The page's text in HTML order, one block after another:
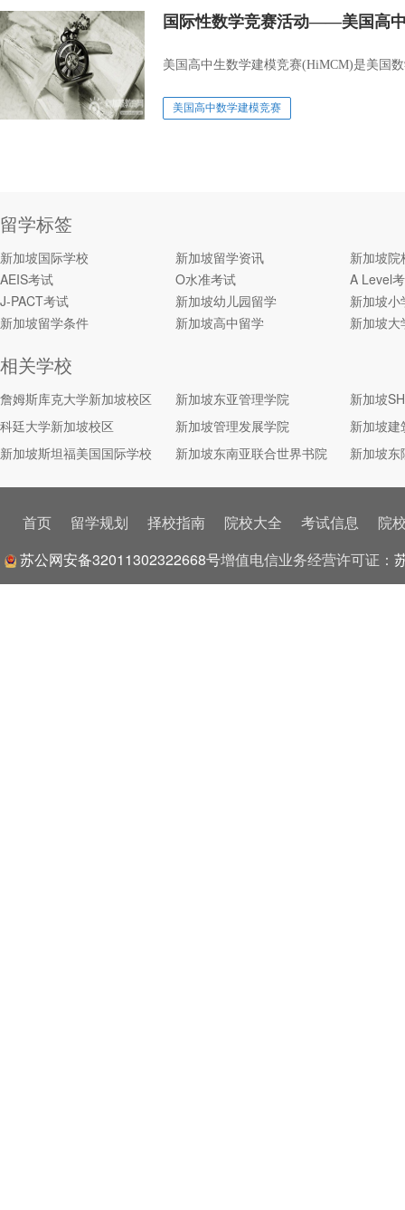
国际性数学竞赛活动——美国高
美国高中生数学建模竞赛(HiMCM)是美国
美国高中数学建模竞赛
留学标签
新加坡国际学校 新加坡留学资讯
新加坡院
AEIS考试
O水准考试
A Level
J-PACT考试
新加坡幼儿园留学
新加坡小
新加坡留学条件
新加坡高中留学 新加坡大
相关学校
詹姆斯库克大学新加坡校区 新加坡东亚管理学院
新加坡
科廷大学新加坡校区
新加坡管理发展学院
新加坡建
新加坡斯坦福美国国际学校
新加坡东南亚联合世界书院 新加坡东
首页 留学规划 择校指南 院校大全 考试信息
院
苏公网安备32011302322668号增值电信业务经营许可证：